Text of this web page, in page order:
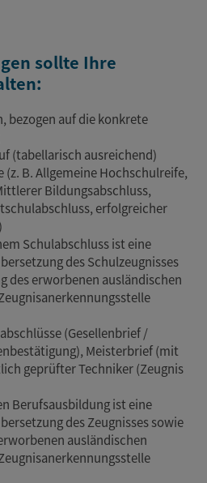
sollte Ihre
bezogen auf die konkrete
(tabellarisch ausreichend)
(z. B. Allgemeine Hochschulreife,
Bildungsabschluss,
erfolgreicher
Schulabschluss ist eine
des Schulzeugnisses
des erworbenen ausländischen
(Gesellenbrief /
Meisterbrief (mit
geprüfter Techniker (Zeugnis
Berufsausbildung ist eine
des Zeugnisses sowie
ausländischen